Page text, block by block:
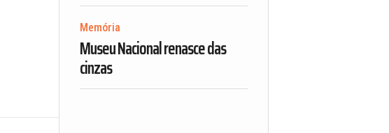
Memória
Museu Nacional renasce das
cinzas